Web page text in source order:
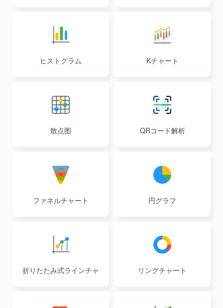
ヒストグラム Kチャート
散点图 QRコード解析
ファネルチャート 円グラフ
折りたたみ式ラインチャ
リングチャート